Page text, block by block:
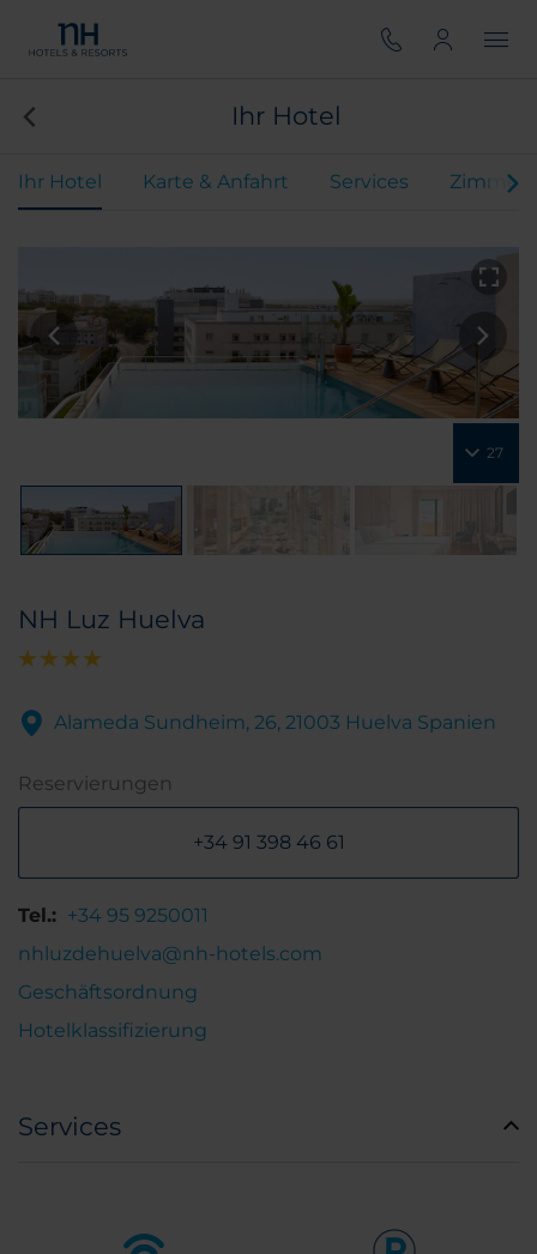
Ihr Hotel
Ihr Hotel Karte & Anfahrt Services Zimmer
27
NH Luz Huelva
Alameda Sundheim, 26, 21003 Huelva Spanien
Reservierungen
+34 91 398 46 61
Tel.: +34 95 9250011
nhluzdehuelva@nh-hotels.com
Geschäftsordnung
Hotelklassifizierung
Services